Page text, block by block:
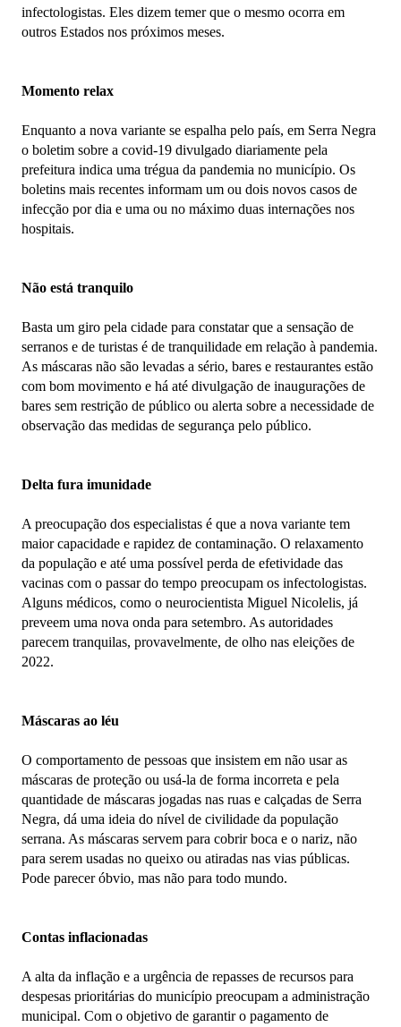
infectologistas. Eles dizem temer que o mesmo ocorra em
outros Estados nos próximos meses.
Momento relax
Enquanto a nova variante se espalha pelo país, em Serra Negra
o boletim sobre a covid-19 divulgado diariamente pela
prefeitura indica uma trégua da pandemia no município. Os
boletins mais recentes informam um ou dois novos casos de
infecção por dia e uma ou no máximo duas internações nos
hospitais.
Não está tranquilo
Basta um giro pela cidade para constatar que a sensação de
serranos e de turistas é de tranquilidade em relação à pandemia.
As máscaras não são levadas a sério, bares e restaurantes estão
com bom movimento e há até divulgação de inaugurações de
bares sem restrição de público ou alerta sobre a necessidade de
observação das medidas de segurança pelo público.
Delta fura imunidade
A preocupação dos especialistas é que a nova variante tem
maior capacidade e rapidez de contaminação. O relaxamento
da população e até uma possível perda de efetividade das
vacinas com o passar do tempo preocupam os infectologistas.
Alguns médicos, como o neurocientista Miguel Nicolelis, já
preveem uma nova onda para setembro. As autoridades
parecem tranquilas, provavelmente, de olho nas eleições de
2022.
Máscaras ao léu
O comportamento de pessoas que insistem em não usar as
máscaras de proteção ou usá-la de forma incorreta e pela
quantidade de máscaras jogadas nas ruas e calçadas de Serra
Negra, dá uma ideia do nível de civilidade da população
serrana. As máscaras servem para cobrir boca e o nariz, não
para serem usadas no queixo ou atiradas nas vias públicas.
Pode parecer óbvio, mas não para todo mundo.
Contas inflacionadas
A alta da inflação e a urgência de repasses de recursos para
despesas prioritárias do município preocupam a administração
municipal. Com o objetivo de garantir o pagamento de